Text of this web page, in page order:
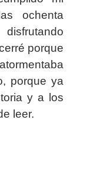
ochenta
porque
porque ya
y a los
leer.